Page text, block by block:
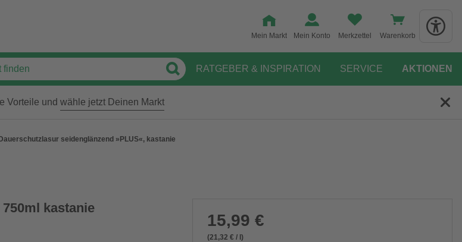
Mein Markt Mein Konto Merkzettel Warenkorb
RATGEBER & INSPIRATION SERVICE AKTIONEN
Vorteile und wähle jetzt Deinen Markt
Dauerschutzlasur seidenglänzend »PLUS«, kastanie
kastanie
15,99 €
(21,32 € / l)